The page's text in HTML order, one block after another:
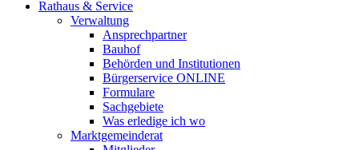
Rathaus & Service
Verwaltung
Ansprechpartner
Bauhof
Behörden und Institutionen
Bürgerservice ONLINE
Formulare
Sachgebiete
Was erledige ich wo
Marktgemeinderat